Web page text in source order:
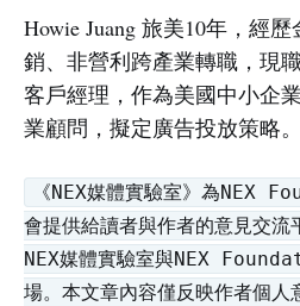
Howie Juang 旅美10年，經
銷、非營利跨產業轉職，現
客戶經理，作為美國中小企
業顧問，擬定廣告投放策略。
《NEX媒體實驗室》為NEX
會提供給讀者與作者的意見交流
NEX媒體實驗室與NEX
場。本文章內容僅反映作者個人